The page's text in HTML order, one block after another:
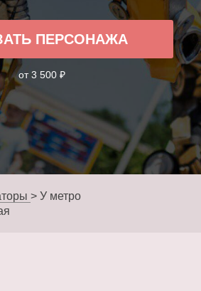
ПЕРСОНАЖА
от 3 500 ₽
> У метро